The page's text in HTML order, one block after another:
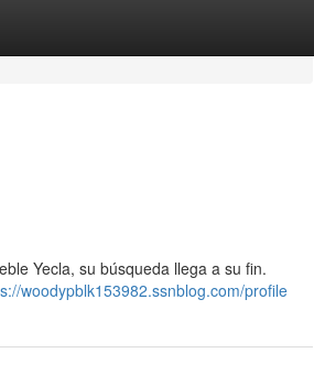
Yecla, su búsqueda llega a su fin.
woodypblk153982.ssnblog.com/profile